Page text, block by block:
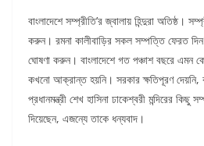
বাংলাদেশে সম্প্রীতি’র জ্বালায় হিন্দুরা অতিষ্ঠ।
করুন। রমনা কালীবাড়ির সকল সম্পত্তি ফেরত দিন!
ঘোষণা করুন। বাংলাদেশে গত পঞ্চাশ বছরে এমন
কখনো আক্রান্ত হয়নি। সরকার ক্ষতিপূরণ দেয়নি,
প্রধানমন্ত্রী শেখ হাসিনা ঢাকেশ্বরী মন্দিরের
দিয়েছেন, এজন্যে তাকে ধন্যবাদ।